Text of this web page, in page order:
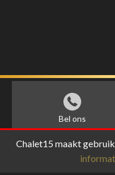
Bel ons
Chalet15 maakt gebruik